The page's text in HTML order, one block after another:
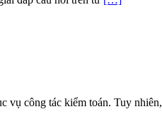
vụ công tác kiểm toán. Tuy nhiên,